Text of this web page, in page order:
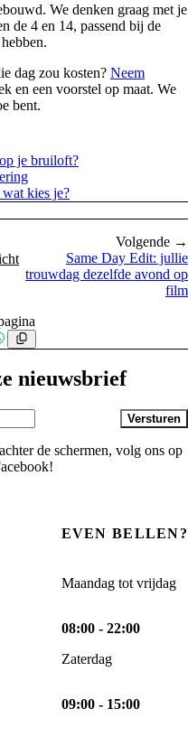
We denken graag met je
de 4 en 14, passend bij de
dag zou kosten? Neem
en een voorstel op maat. We
bent.
je bruiloft?
kies je?
Volgende →
Same Day Edit: jullie
trouwdag dezelfde avond op
film
nieuwsbrief
Versturen
de schermen, volg ons op
EVEN BELLEN?
Maandag tot vrijdag
08:00 - 22:00
Zaterdag
09:00 - 15:00